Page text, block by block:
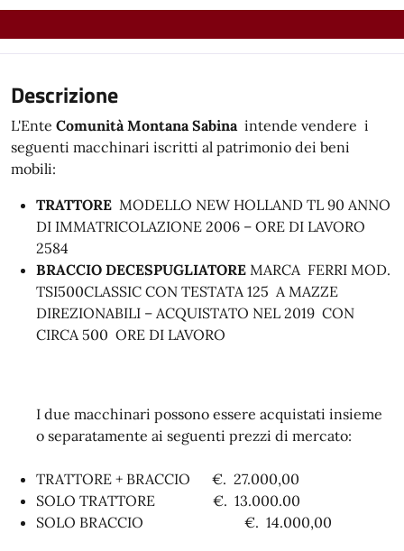
Descrizione
L'Ente Comunità Montana Sabinaintende vendere i
seguenti macchinari iscritti al patrimonio dei beni
mobili:
TRATTORE MODELLO NEW HOLLAND TL 90 ANNO
DI IMMATRICOLAZIONE 2006 – ORE DI LAVORO
2584
BRACCIO DECESPUGLIATORE MARCA FERRI MOD.
TSI500CLASSIC CON TESTATA 125 A MAZZE
DIREZIONABILI – ACQUISTATO NEL 2019 CON
CIRCA 500 ORE DI LAVORO
I due macchinari possono essere acquistati insieme
o separatamente ai seguenti prezzi di mercato:
TRATTORE + BRACCIO €. 27.000,00
SOLO TRATTORE €. 13.000.00
SOLO BRACCIO €. 14.000,00